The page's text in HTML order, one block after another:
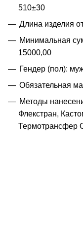
510±30
Длина изделия
Минимальная
15000,00
Гендер (пол):
Обязательная
Методы
Флекстран,
Термотрансфер